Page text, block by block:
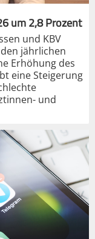
um 2,8 Prozent
und KBV
jährlichen
Erhöhung des
eine Steigerung
und